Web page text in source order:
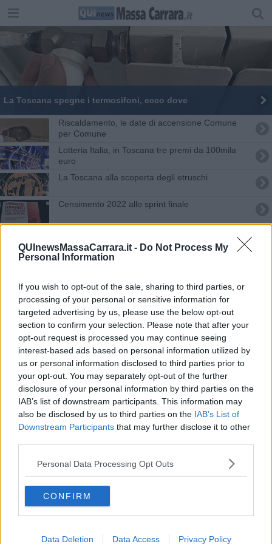
QUInewsMassaCarrara.it - Do Not Process My
Personal Information
If you wish to opt-out of the sale, sharing to third parties, or
processing of your personal or sensitive information for
targeted advertising by us, please use the below opt-out
section to confirm your selection. Please note that after your
opt-out request is processed you may continue seeing
interest-based ads based on personal information utilized by
us or personal information disclosed to third parties prior to
your opt-out. You may separately opt-out of the further
disclosure of your personal information by third parties on the
IAB’s list of downstream participants. This information may
also be disclosed by us to third parties on the IAB’s List of
Downstream Participants that may further disclose it to other
Personal Data Processing Opt Outs
CONFIRM
Data Deletion Data Access Privacy Policy
La Toscana spegne i termosifoni, ecco dove
Riscaldamento, le date di accensione Comune
per Comune
Lotteria Italia, in Toscana tre premi da 100mila
euro
La Toscana alla scoperta degli etruschi
Censimento 2022 allo sprint finale
Agricosmetica o formaggi sul mare, assegnati gli
Amministrative 2024, tutti i Comuni toscani al voto
Tornano le Giornate Fai, 35 meraviglie da
scoprire
Primo Maggio, decine di eventi in tutta la Toscana
185 comuni al voto per il nuovo Sindaco - MAPPE
Termosifoni, quando vanno spenti Comune per
Comune
Un milione e mezzo per la manutenzione stradale
Sui piccoli Comuni pioggia di fondi per la
Comune
La Toscana punta ad una legge per tenere vivi i